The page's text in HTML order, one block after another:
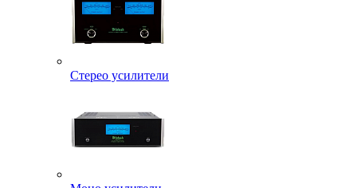
Стерео усилители